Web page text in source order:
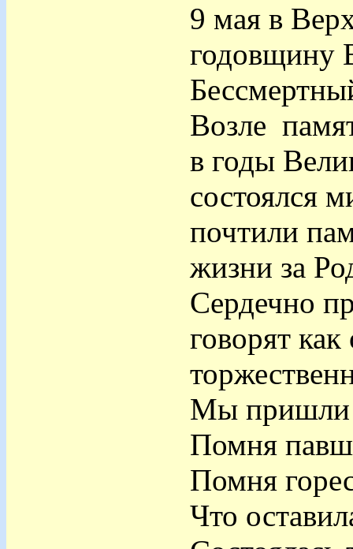
9 мая в
годовщину
Возле
в годы
состоялся
почтили
жизни за
Сердечно
говорят
Мы пришли
Помня
Помня
Что